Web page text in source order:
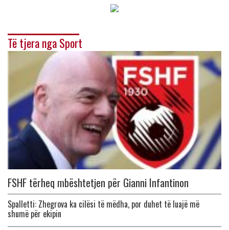
Të tjera nga Sport
FSHF tërheq mbështetjen për Gianni Infantinon
Spalletti: Zhegrova ka cilësi të mëdha, por duhet të luajë më
shumë për ekipin